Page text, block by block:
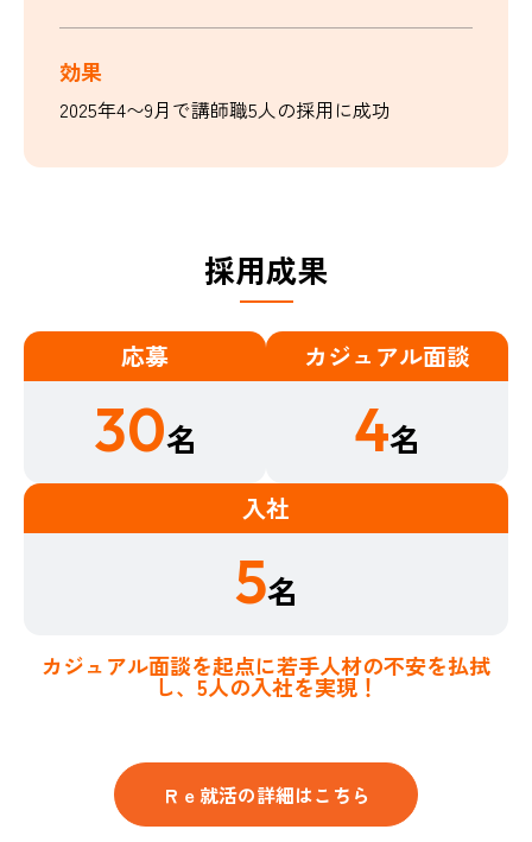
効果
2025年4〜9月で講師職5人の採用に成功
採用成果​
応募
30名
カジュアル面談
4名
入社
5名
カジュアル面談を起点に若手人材の不安を払拭
し、5人の入社を実現！
Ｒｅ就活の詳細はこちら